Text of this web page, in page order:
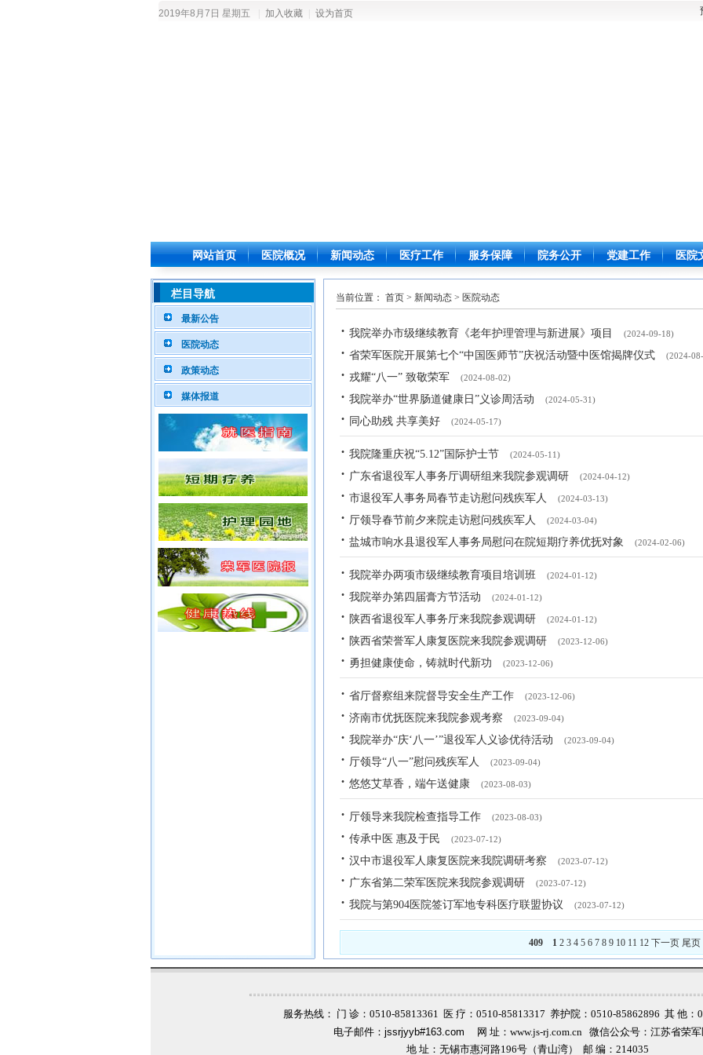
2019年8月7日 星期五 加入收藏 设为首页
网站首页 医院概况 新闻动态 医疗工作 服务保障 院务公开 党建工作 医院
栏目导航
最新公告
医院动态
政策动态
媒体报道
当前位置： 首页 > 新闻动态 > 医院动态
· 我院举办市级继续教育《老年护理管理与新进展》项目 (2024-09-18)
· 省荣军医院开展第七个“中国医师节”庆祝活动暨中医馆揭牌仪式 (2024-
· 戎耀“八一” 致敬荣军 (2024-08-02)
· 我院举办“世界肠道健康日”义诊周活动 (2024-05-31)
· 同心助残 共享美好 (2024-05-17)
· 我院隆重庆祝“5.12”国际护士节 (2024-05-11)
· 广东省退役军人事务厅调研组来我院参观调研 (2024-04-12)
· 市退役军人事务局春节走访慰问残疾军人 (2024-03-13)
· 厅领导春节前夕来院走访慰问残疾军人 (2024-03-04)
· 盐城市响水县退役军人事务局慰问在院短期疗养优抚对象 (2024-02-06)
· 我院举办两项市级继续教育项目培训班 (2024-01-12)
· 我院举办第四届膏方节活动 (2024-01-12)
· 陕西省退役军人事务厅来我院参观调研 (2024-01-12)
· 陕西省荣誉军人康复医院来我院参观调研 (2023-12-06)
· 勇担健康使命，铸就时代新功 (2023-12-06)
· 省厅督察组来院督导安全生产工作 (2023-12-06)
· 济南市优抚医院来我院参观考察 (2023-09-04)
· 我院举办“庆‘八一’”退役军人义诊优待活动 (2023-09-04)
· 厅领导“八一”慰问残疾军人 (2023-09-04)
· 悠悠艾草香，端午送健康 (2023-08-03)
· 厅领导来我院检查指导工作 (2023-08-03)
· 传承中医 惠及于民 (2023-07-12)
· 汉中市退役军人康复医院来我院调研考察 (2023-07-12)
· 广东省第二荣军医院来我院参观调研 (2023-07-12)
· 我院与第904医院签订军地专科医疗联盟协议 (2023-07-12)
409 1 2 3 4 5 6 7 8 9 10 11 12 下一页 尾页
服务热线： 门 诊：0510-85813361 医 疗：0510-85813317 养护院：0510-85862896 其 他
电子邮件： jssrjyyb#163.com
网 址：www.js-rj.com.cn 微信公众号：江苏省荣
地 址：无锡市惠河路196号（青山湾） 邮 编： 214035